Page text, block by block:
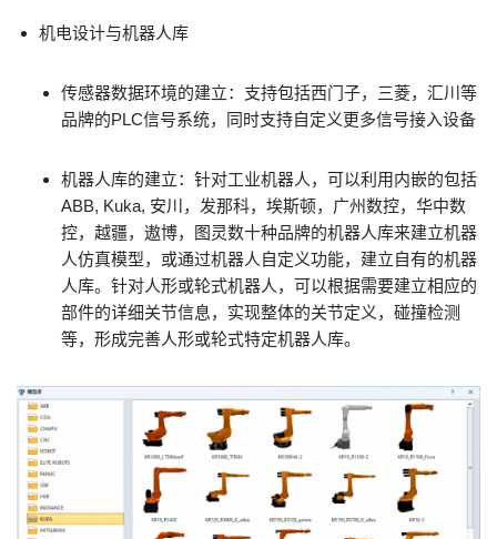
机电设计与机器人库
传感器数据环境的建立：支持包括西门子，三菱，汇川等
品牌的PLC信号系统，同时支持自定义更多信号接入设备
机器人库的建立：针对工业机器人，可以利用内嵌的包括
ABB, Kuka, 安川，发那科，埃斯顿，广州数控，华中数
控，越疆，遨博，图灵数十种品牌的机器人库来建立机器
人仿真模型，或通过机器人自定义功能，建立自有的机器
人库。针对人形或轮式机器人，可以根据需要建立相应的
部件的详细关节信息，实现整体的关节定义，碰撞检测
等，形成完善人形或轮式特定机器人库。